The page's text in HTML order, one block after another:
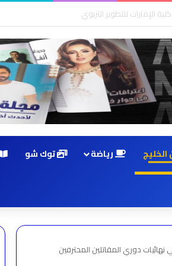
رياضة توك شو
دوري المقاتلين المحترفين